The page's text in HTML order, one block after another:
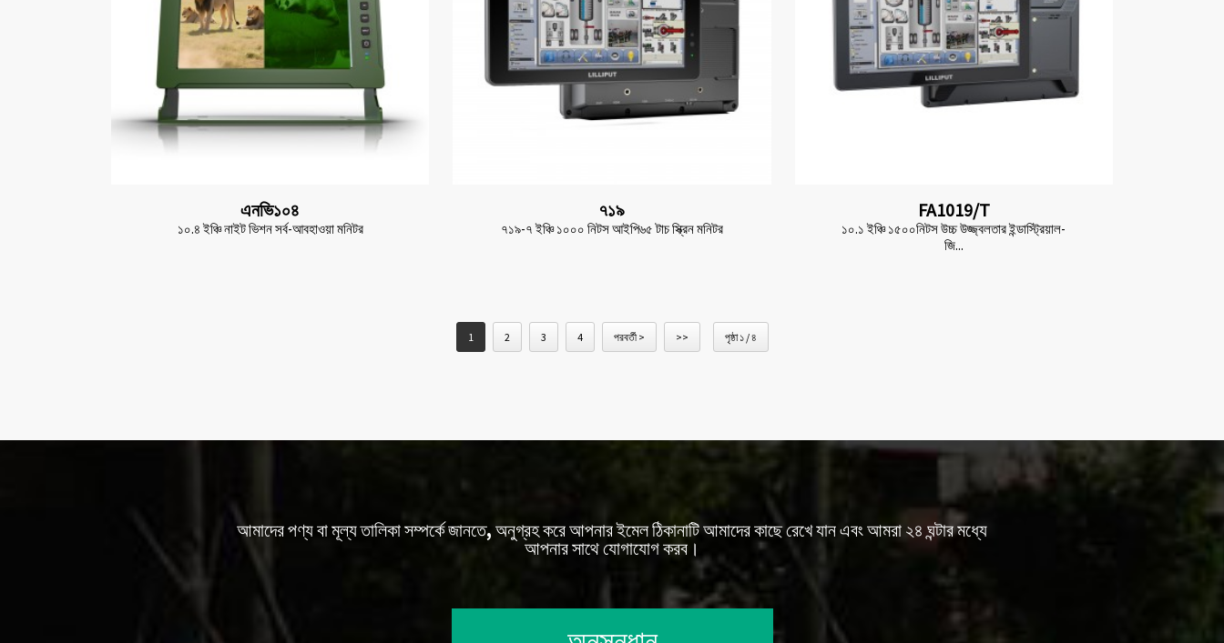
এনভি১০৪
১০.৪ ইঞ্চি নাইট ভিশন সর্ব-আবহাওয়া মনিটর
৭১৯
৭১৯-৭ ইঞ্চি ১০০০ নিটস আইপি৬৫ টাচ স্ক্রিন মনিটর
FA1019/T
১০.১ ইঞ্চি ১৫০০নিটস উচ্চ উজ্জ্বলতার ইন্ডাস্ট্রিয়াল-
জি...
1 2 3 4 পরবর্তী > >> পৃষ্ঠা ১ / ৪
আমাদের পণ্য বা মূল্য তালিকা সম্পর্কে জানতে, অনুগ্রহ করে আপনার ইমেল ঠিকানাটি আমাদের কাছে রেখে যান এবং আমরা ২৪ ঘন্টার মধ্যে
আপনার সাথে যোগাযোগ করব।